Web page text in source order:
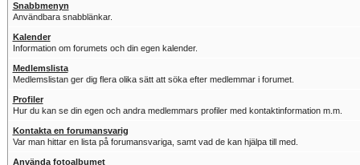
Snabbmenyn
Användbara snabblänkar.
Kalender
Information om forumets och din egen kalender.
Medlemslista
Medlemslistan ger dig flera olika sätt att söka efter medlemmar i forumet.
Profiler
Hur du kan se din egen och andra medlemmars profiler med kontaktinformation m.m.
Kontakta en forumansvarig
Var man hittar en lista på forumansvariga, samt vad de kan hjälpa till med.
Använda fotoalbumet